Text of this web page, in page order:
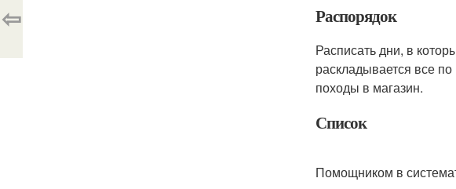
Распорядок
Расписать дни, в
раскладывается все
походы в магазин.
Список
Помощником в
⇦